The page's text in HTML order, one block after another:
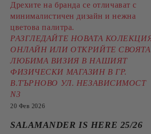
Дрехите на бранда се отличават с
минималистичен дизайн и нежна
цветова палитра.
РАЗГЛЕДАЙТЕ НОВАТА
ОНЛАЙН ИЛИ ОТКРИЙТЕ СВОЯТА
ЛЮБИМА ВИЗИЯ В НАШИЯТ
ФИЗИЧЕСКИ МАГАЗИН В ГР.
В.ТЪРНОВО УЛ. НЕЗАВИСИМОСТ
N3
20 Фев 2026
SALAMANDER IS HERE 25/26